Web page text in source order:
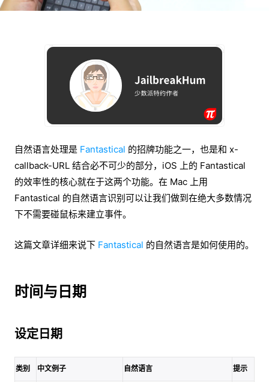
自然语言处理是 Fantastical 的招牌功能之一，也是和 x-
callback-URL 结合必不可少的部分，iOS 上的 Fantastical
的效率性的核心就在于这两个功能。在 Mac 上用
Fantastical 的自然语言识别可以让我们做到在绝大多数情况
下不需要碰鼠标来建立事件。
这篇文章详细来说下 Fantastical 的自然语言是如何使用的。
时间与日期
设定日期
类别 中文例子 自然语言 提示